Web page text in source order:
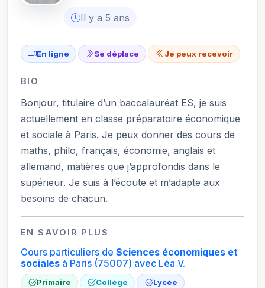
Il y a 5 ans
En ligne Se déplace Je peux recevoir
BIO
Bonjour, titulaire d’un baccalauréat ES, je suis
actuellement en classe préparatoire économique
et sociale à Paris. Je peux donner des cours de
maths, philo, français, économie, anglais et
allemand, matières que j’approfondis dans le
supérieur. Je suis à l’écoute et m’adapte aux
besoins de chacun.
EN SAVOIR PLUS
Cours particuliers de Sciences économiques et
socialesà Paris (75007) avec Léa V.
Primaire Collège Lycée